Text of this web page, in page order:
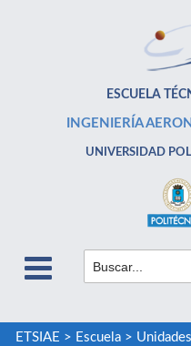
ESCUELA
INGENIERÍA
UNIVERSIDAD
ETSIAE > Escuela>